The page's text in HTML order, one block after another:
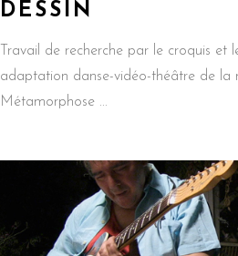
DESSIN
Travail de recherche par le croquis et
adaptation danse-vidéo-théâtre de la
Métamorphose